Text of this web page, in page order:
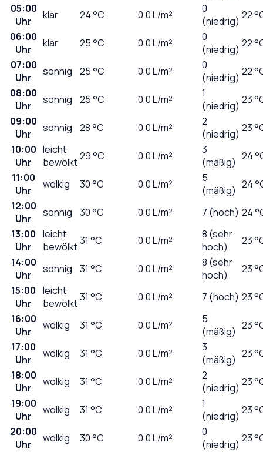
05:00
Uhr
klar 24°C 0,0L/m²
0
(niedrig) 22
06:00
Uhr
klar 25°C 0,0L/m²
0
(niedrig) 22
07:00
Uhr
sonnig 25°C 0,0L/m²
0
(niedrig) 22
08:00
Uhr
sonnig 25°C 0,0L/m²
1
(niedrig) 23
09:00
Uhr
sonnig 28°C 0,0L/m²
2
(niedrig) 23
10:00
Uhr
leicht
bewölkt29°C 0,0L/m²
3
(mäßig) 24
11:00
Uhr
wolkig 30°C 0,0L/m²
5
(mäßig) 24
12:00
Uhr
sonnig 30°C 0,0L/m² 7 (hoch) 24
13:00
Uhr
leicht
bewölkt31 °C 0,0L/m²
8 (sehr
hoch)
23
14:00
Uhr
sonnig 31 °C 0,0L/m²
8 (sehr
hoch)
23
15:00
Uhr
leicht
bewölkt31 °C 0,0L/m² 7 (hoch) 23
16:00
Uhr
wolkig 31 °C 0,0L/m²
5
(mäßig) 23
17:00
Uhr
wolkig 31 °C 0,0L/m²
3
(mäßig) 23
18:00
Uhr
wolkig 31 °C 0,0L/m²
2
(niedrig) 23
19:00
Uhr
wolkig 31 °C 0,0L/m²
1
(niedrig) 23
20:00
Uhr
wolkig 30°C 0,0L/m²
0
(niedrig) 23